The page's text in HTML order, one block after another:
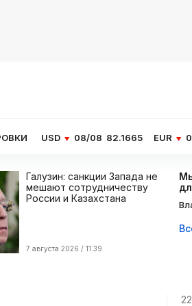
08/08 82.1665 EUR 08/08
Галузин: санкции Запада не
мешают сотрудничеству
России и Казахстана
7 августа 2026 / 11:39